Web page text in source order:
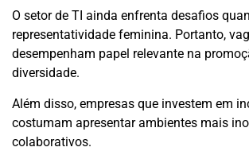
O setor de TI ainda enfrenta desafios
representatividade feminina. Portanto,
desempenham papel relevante na
diversidade.
Além disso, empresas que investem em
costumam apresentar ambientes mais
colaborativos.